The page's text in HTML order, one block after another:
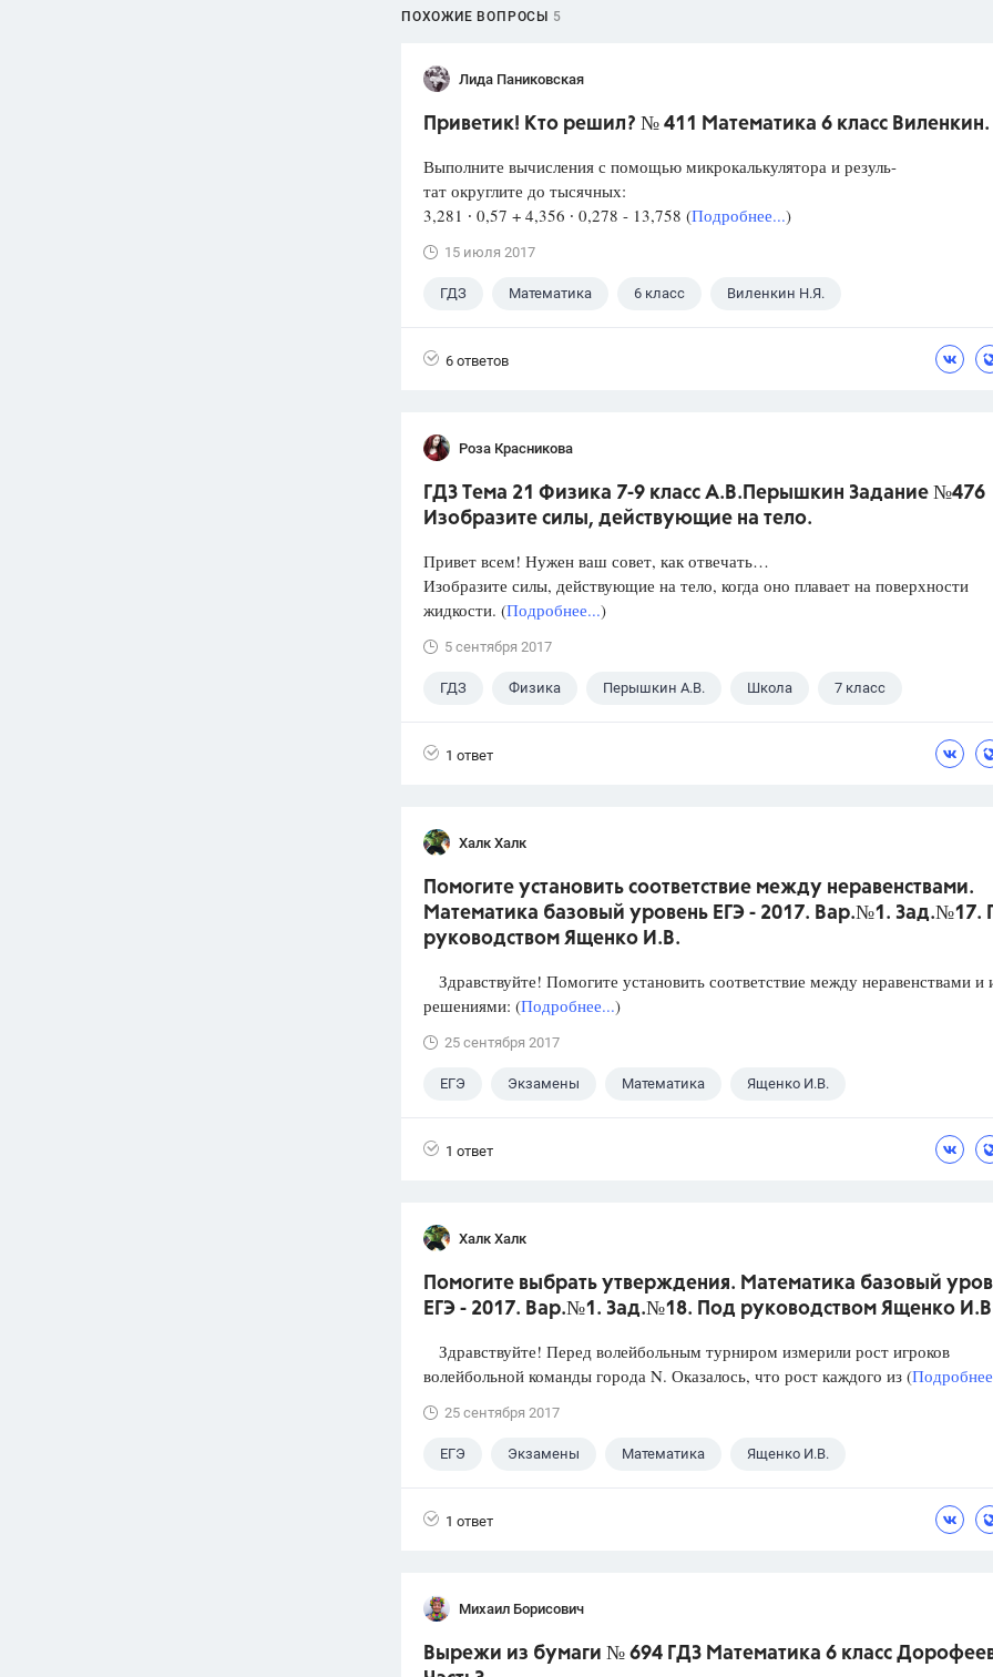
ПОХОЖИЕ ВОПРОСЫ 5
Лида Паниковская
Приветик! Кто решил? № 411 Математика 6 класс Виленкин.
Выполните вычисления с помощью микрокалькулятора и резуль-
тат округлите до тысячных:
3,281 ∙ 0,57 + 4,356 ∙ 0,278 - 13,758 (Подробнее...)
15 июля 2017
ГДЗ Математика 6 класс Виленкин Н.Я.
6 ответов
Роза Красникова
ГДЗ Тема 21 Физика 7-9 класс А.В.Перышкин Задание №476
Изобразите силы, действующие на тело.
Привет всем! Нужен ваш совет, как отвечать…
Изобразите силы, действующие на тело, когда оно плавает на поверхности
жидкости. (Подробнее...)
5 сентября 2017
ГДЗ Физика Перышкин А.В. Школа 7 класс
1 ответ
Халк Халк
Помогите установить соответствие между неравенствами.
Математика базовый уровень ЕГЭ - 2017. Вар.№1. Зад.№17.
руководством Ященко И.В.
Здравствуйте! Помогите установить соответствие между неравенствами и
решениями: (Подробнее...)
25 сентября 2017
ЕГЭ Экзамены Математика Ященко И.В.
1 ответ
Халк Халк
Помогите выбрать утверждения. Математика базовый
ЕГЭ - 2017. Вар.№1. Зад.№18. Под руководством Ященко
Здравствуйте! Перед волейбольным турниром измерили рост игроков
волейбольной команды города N. Оказалось, что рост каждого из (
25 сентября 2017
ЕГЭ Экзамены Математика Ященко И.В.
1 ответ
Михаил Борисович
Вырежи из бумаги № 694 ГДЗ Математика 6 класс